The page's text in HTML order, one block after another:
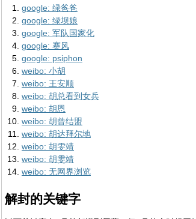
google: 绿爸爸
google: 绿坝娘
google: 军队国家化
google: 赛风
google: psiphon
weibo: 小胡
weibo: 王安顺
weibo: 胡总看到女兵
weibo: 胡恩
weibo: 胡曾结盟
weibo: 胡达拜尔地
weibo: 胡雯靖
weibo: 胡雯靖
weibo: 无网界浏览
解封的关键字